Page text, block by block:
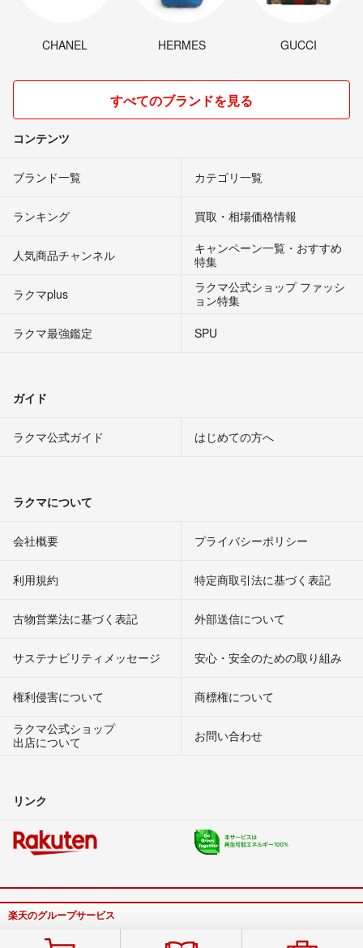
CHANEL HERMES GUCCI
すべてのブランドを見る
コンテンツ
ブランド一覧 カテゴリ一覧
ランキング 買取・相場価格情報
人気商品チャンネル
キャンペーン一覧・おすすめ
特集
ラクマplus
ラクマ公式ショップ ファッシ
ョン特集
ラクマ最強鑑定
SPU
ガイド
ラクマ公式ガイド はじめての方へ
ラクマについて
会社概要 プライバシーポリシー
利用規約 特定商取引法に基づく表記
古物営業法に基づく表記 外部送信について
サステナビリティメッセージ 安心・安全のための取り組み
権利侵害について
商標権について
ラクマ公式ショップ
出店について
お問い合わせ
リンク
楽天のグループサービス